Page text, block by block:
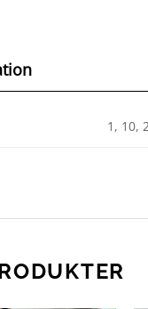
1, 10,